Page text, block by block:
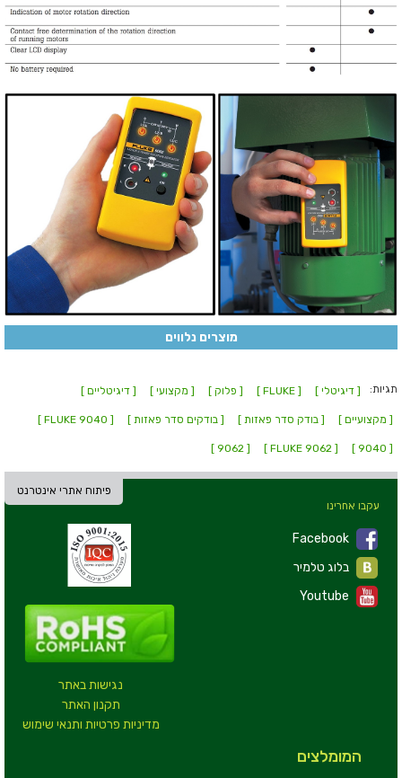
מוצרים נלווים
תגיות: [ דיגיטלי ] [ FLUKE ] [ פלוק ] [ מקצועי ] [ דיגיטליים ]
[ מקצועיים ] [ בודק סדר פאזות ] [ בודקים סדר פאזות ] [ FLUKE 9040 ]
[ 9040 ]
[ FLUKE 9062 ]
[ 9062 ]
פיתוח אתרי אינטרנט
נגישות באתר
תקנון האתר
מדיניות פרטיות ותנאי שימוש
עקבו אחרינו
Facebook
Youtube
המומלצים